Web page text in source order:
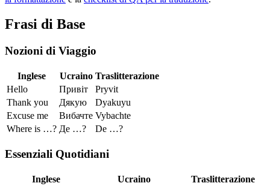
Frasi di Base
Nozioni di Viaggio
Inglese Ucraino Traslitterazione
Hello
Привіт
Pryvit
Thank you
Дякую
Dyakuyu
Excuse me
Вибачте Vybachte
Where is …? Де …? De …?
Essenziali Quotidiani
Inglese Ucraino
Traslitterazione